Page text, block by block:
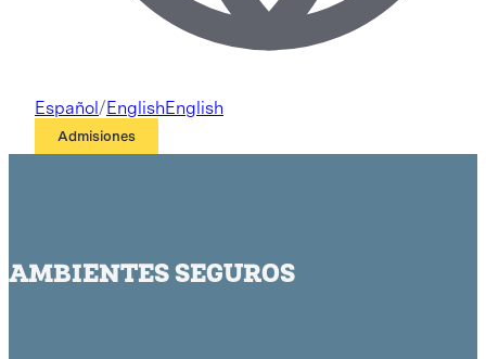
Español/EnglishEnglish
Admisiones
AMBIENTES SEGUROS